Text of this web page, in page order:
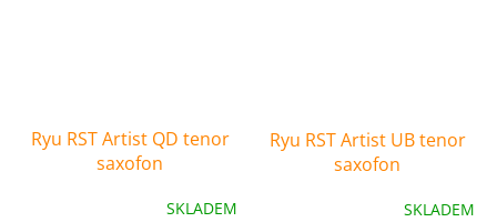
Ryu RST Artist QD tenor
saxofon
SKLADEM
Ryu RST Artist UB tenor
saxofon
SKLADEM